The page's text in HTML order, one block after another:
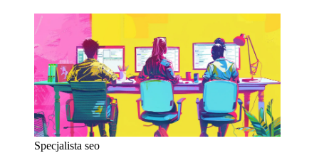
Specjalista seo